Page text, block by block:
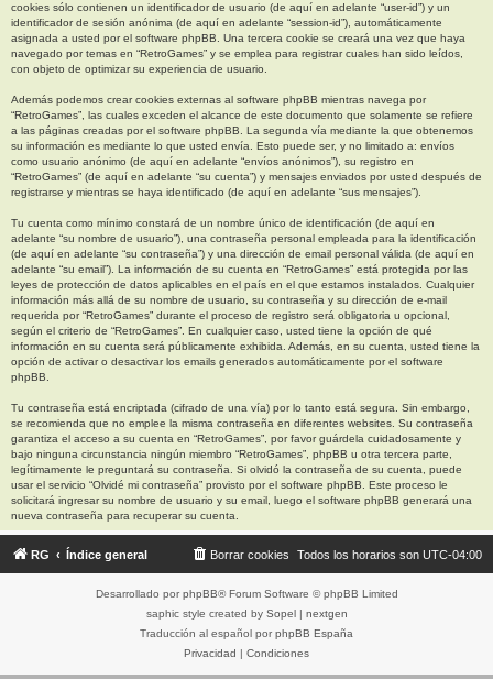
cookies sólo contienen un identificador de usuario (de aquí en adelante “user-id”) y un
identificador de sesión anónima (de aquí en adelante “session-id”), automáticamente
asignada a usted por el software phpBB. Una tercera cookie se creará una vez que haya
navegado por temas en “RetroGames” y se emplea para registrar cuales han sido leídos,
con objeto de optimizar su experiencia de usuario.
Además podemos crear cookies externas al software phpBB mientras navega por
“RetroGames”, las cuales exceden el alcance de este documento que solamente se refiere
a las páginas creadas por el software phpBB. La segunda vía mediante la que obtenemos
su información es mediante lo que usted envía. Esto puede ser, y no limitado a: envíos
como usuario anónimo (de aquí en adelante “envíos anónimos”), su registro en
“RetroGames” (de aquí en adelante “su cuenta”) y mensajes enviados por usted después de
registrarse y mientras se haya identificado (de aquí en adelante “sus mensajes”).
Tu cuenta como mínimo constará de un nombre único de identificación (de aquí en
adelante “su nombre de usuario”), una contraseña personal empleada para la identificación
(de aquí en adelante “su contraseña”) y una dirección de email personal válida (de aquí en
adelante “su email”). La información de su cuenta en “RetroGames” está protegida por las
leyes de protección de datos aplicables en el país en el que estamos instalados. Cualquier
información más allá de su nombre de usuario, su contraseña y su dirección de e-mail
requerida por “RetroGames” durante el proceso de registro será obligatoria u opcional,
según el criterio de “RetroGames”. En cualquier caso, usted tiene la opción de qué
información en su cuenta será públicamente exhibida. Además, en su cuenta, usted tiene la
opción de activar o desactivar los emails generados automáticamente por el software
phpBB.
Tu contraseña está encriptada (cifrado de una vía) por lo tanto está segura. Sin embargo,
se recomienda que no emplee la misma contraseña en diferentes websites. Su contraseña
garantiza el acceso a su cuenta en “RetroGames”, por favor guárdela cuidadosamente y
bajo ninguna circunstancia ningún miembro “RetroGames”, phpBB u otra tercera parte,
legítimamente le preguntará su contraseña. Si olvidó la contraseña de su cuenta, puede
usar el servicio “Olvidé mi contraseña” provisto por el software phpBB. Este proceso le
solicitará ingresar su nombre de usuario y su email, luego el software phpBB generará una
nueva contraseña para recuperar su cuenta.
RG Índice general Todos los horarios son UTC-04:00
Borrar cookies
Desarrollado por phpBB® Forum Software © phpBB Limited
saphic style created by Sopel| nextgen
Traducción al español por phpBB España
Privacidad | Condiciones